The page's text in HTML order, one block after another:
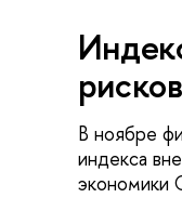
В ноябре
индекса
экономики